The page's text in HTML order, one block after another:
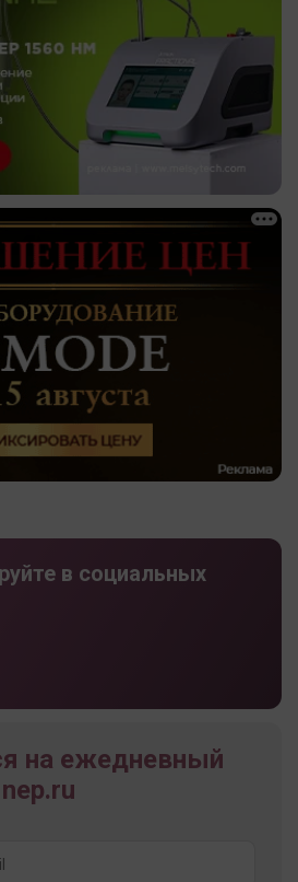
в социальных
на ежедневный